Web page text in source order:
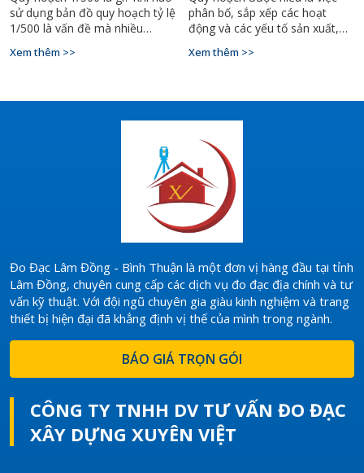
sử dụng bản đồ quy hoạch tỷ lệ
1/500 là vấn đề mà nhiều
viết sau sẽ giải đáp vấn đề này.
Xem thêm >>
phân bố, sắp xếp các hoạt
động và các yếu tố sản xuất,
phạm vi lãnh thổ được quản lý
định trong một thời kỳ trung
hạn hoặc dài hạn, được chia
thành một hoặc nhiều giai
đoạn để cụ thể hóa chiến lược
phát triển kinh tế- xã hội trên
lãnh thổ theo thời gian, đây là
cơ sở để lập các kế hoạch phát
triển lâu dài.
Xem thêm >>
Đo Đạc Lâm Đồng - Bình Thuận là một đơn vị hàng đầu tại tỉnh
Lâm Đồng, chuyên cung cấp các dịch vụ đo đạc địa chính và tư
vấn kỹ thuật. Với đội ngũ chuyên gia giàu kinh nghiệm và trang
thiết bị hiện đại đã khẳng định vị thế của mình trong ngành.
BÁO GIÁ TRỌN GÓI
CÔNG TY TNHH DV TƯ VẤN ĐO ĐẠC
XÂY DỰNG XUYÊN VIỆT